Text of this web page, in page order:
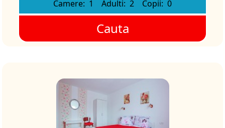
Camere: 1 Adulti: 2 Copii: 0
Cauta